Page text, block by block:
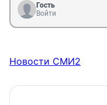
Гость
Войти
Новости СМИ2